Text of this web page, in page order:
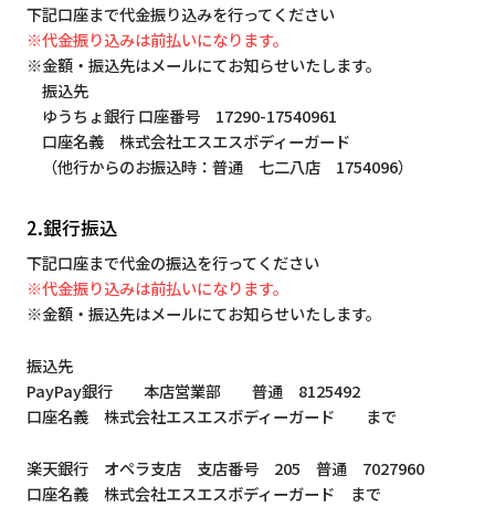
下記口座まで代金振り込みを行ってください
※代金振り込みは前払いになります。
※金額・振込先はメールにてお知らせいたします。
振込先
ゆうちょ銀行 口座番号 17290-17540961
口座名義 株式会社エスエスボディーガード
（他行からのお振込時：普通 七二八店 1754096）
2.銀行振込
下記口座まで代金の振込を行ってください
※代金振り込みは前払いになります。
※金額・振込先はメールにてお知らせいたします。
振込先
PayPay銀行 本店営業部 普通 8125492
口座名義 株式会社エスエスボディーガード まで
楽天銀行 オペラ支店 支店番号 205 普通 7027960
口座名義 株式会社エスエスボディーガード まで